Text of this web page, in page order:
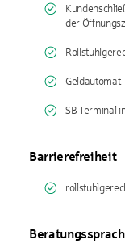
der
Geldautomat
SB-Terminal
Barrierefreiheit